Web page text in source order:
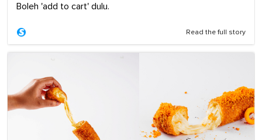
Boleh 'add to cart' dulu.
Read the full story